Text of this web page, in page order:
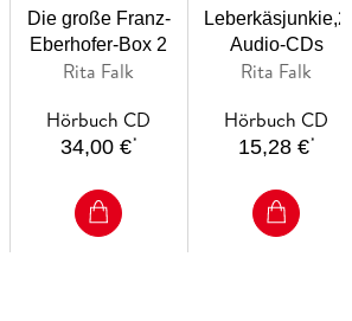
Die große Franz-
Eberhofer-Box 2
Rita Falk
Hörbuch CD
34,00 €*
Leberkäsjunkie,2
Audio-CDs
Rita Falk
Hörbuch CD
15,28 €*